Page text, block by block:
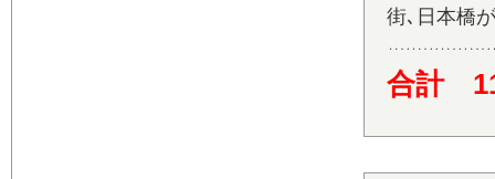
街､日本橋
合計